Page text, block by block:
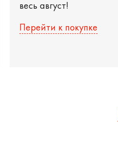
весь август!
Перейти к покупке